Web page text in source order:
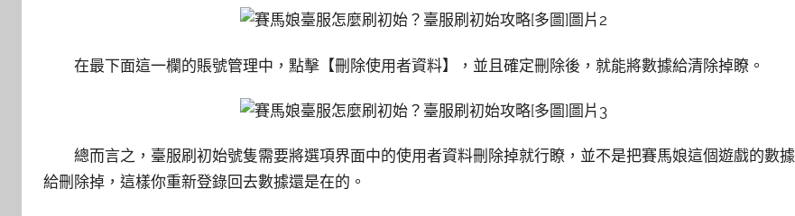
在最下面這一欄的賬號管理中，點擊【刪除使用者資料】，並且確定刪除後，就能將數據給清除掉瞭。
總而言之，臺服刷初始號隻需要將選項界面中的使用者資料刪除掉就行瞭，並不是把賽馬娘這個遊戲的數據
給刪除掉，這樣你重新登錄回去數據還是在的。